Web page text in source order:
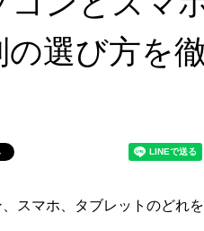
の選び方を
スマホ、タブレットのどれ